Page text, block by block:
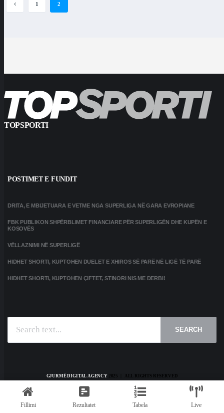
1 2
TOPSPORTI
POSTIMET E FUNDIT
DRITA, E MBIJETUARA E VETME NGA SUPERLIGA NË GARA EVROPIANE
FBK PUBLIKON SHPËRBLIMET FINANCIARE PËR SUPERLIGËN DHE KUPËN E
KOSOVËS
VËLLAZNIMI NË SUPERLIGË
HIDHET SHORTI, KUPTOHEN DUELET E XHIROS SË PARË NË LIGË TË PARË
HIDHET SHORTI, KUPTOHEN ÇIFTET, STINORI NIS ME DERBI!
SEARCH
GJURMË DIGITAL AGENCY2025 | ALL RIGHTS RESERVED
TERMS AND CONDITIONS
Fillimi Rezultatet Tabela Live